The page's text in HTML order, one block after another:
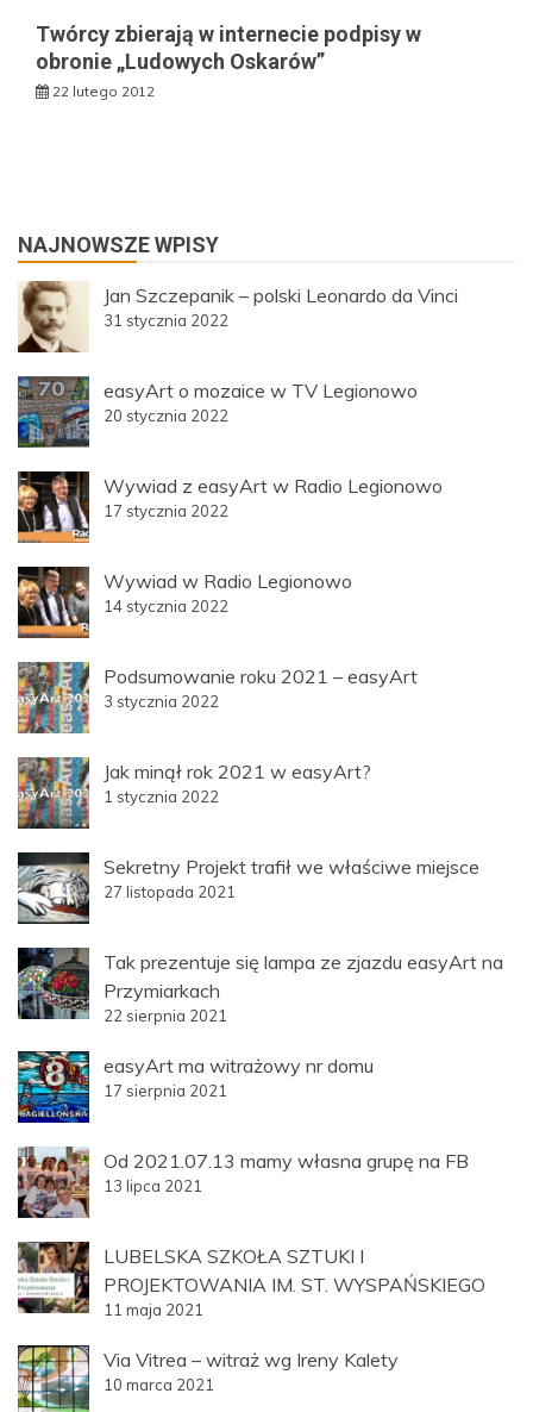
Twórcy zbierają w internecie podpisy w
obronie „Ludowych Oskarów”
22 lutego 2012
NAJNOWSZE WPISY
Jan Szczepanik – polski Leonardo da Vinci
31 stycznia 2022
easyArt o mozaice w TV Legionowo
20 stycznia 2022
Wywiad z easyArt w Radio Legionowo
17 stycznia 2022
Wywiad w Radio Legionowo
14 stycznia 2022
Podsumowanie roku 2021 – easyArt
3 stycznia 2022
Jak minął rok 2021 w easyArt?
1 stycznia 2022
Sekretny Projekt trafił we właściwe miejsce
27 listopada 2021
Tak prezentuje się lampa ze zjazdu easyArt na
Przymiarkach
22 sierpnia 2021
easyArt ma witrażowy nr domu
17 sierpnia 2021
Od 2021.07.13 mamy własna grupę na FB
13 lipca 2021
LUBELSKA SZKOŁA SZTUKI I
PROJEKTOWANIA IM. ST. WYSPAŃSKIEGO
11 maja 2021
Via Vitrea – witraż wg Ireny Kalety
10 marca 2021